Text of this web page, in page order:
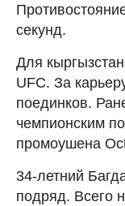
секунд.
Для
UFC. За
поединков.
чемпионским
промоушена
34-летний
подряд. Всего